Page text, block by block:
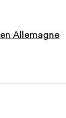
Allemagne